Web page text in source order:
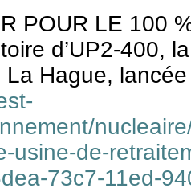
POUR LE 100
d’UP2-400,
La Hague,
usine-de-
73c7-11ed-